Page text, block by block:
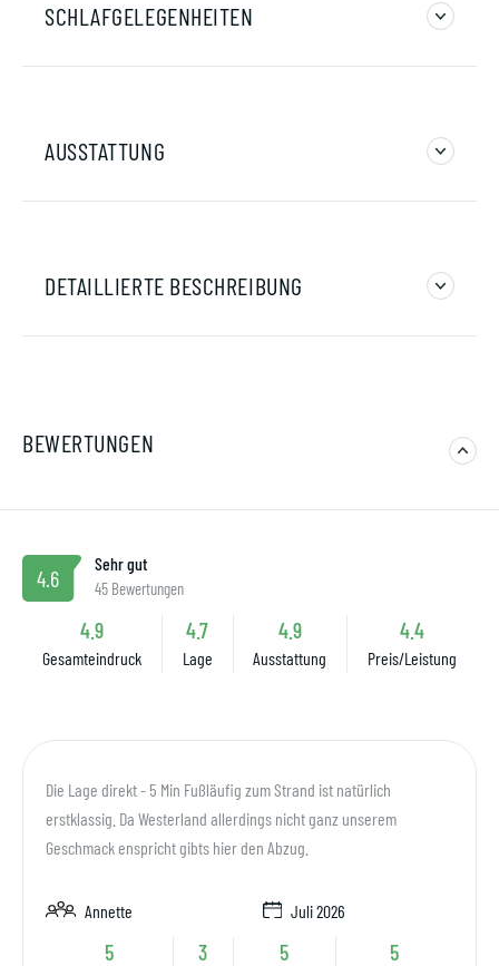
SCHLAFGELEGENHEITEN
AUSSTATTUNG
DETAILLIERTE BESCHREIBUNG
BEWERTUNGEN
4.6
Sehr gut
45 Bewertungen
4.9
Gesamteindruck
4.7
Lage
4.9
Ausstattung
4.4
Preis/Leistung
Die Lage direkt - 5 Min Fußläufig zum Strand ist natürlich
erstklassig. Da Westerland allerdings nicht ganz unserem
Geschmack enspricht gibts hier den Abzug.
Annette Juli 2026
5 3 5 5